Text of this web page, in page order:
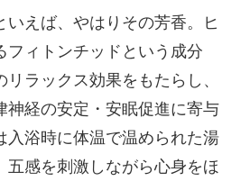
えば、やはりその芳香。ヒ
フィトンチッドという成分
ラックス効果をもたらし、
神経の安定・安眠促進に寄与
入浴時に体温で温められた湯
感を刺激しながら心身をほ